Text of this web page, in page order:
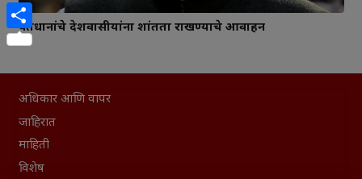
पंतप्रधानांचे देशवासीयांना शांतता राखण्याचे आवाहन
अधिकार आणि वापर
जाहिरात
माहिती
विशेष
Pinterest
Share